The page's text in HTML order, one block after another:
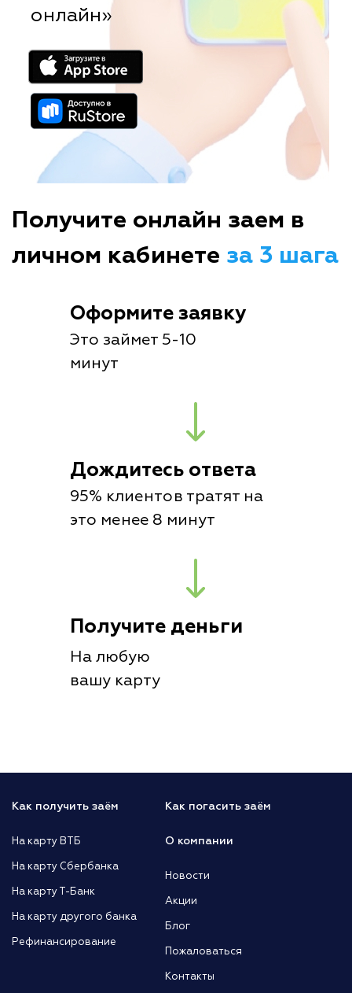
онлайн»
Получите онлайн заем в
личном кабинете за 3 шага
Оформите заявку
Это займет 5-10
минут
Дождитесь ответа
95% клиентов тратят на
это менее 8 минут
Получите деньги
На любую
вашу карту
Как получить заём
На карту ВТБ
На карту Сбербанка
На карту Т-Банк
На карту другого банка
Рефинансирование
Как погасить заём
О компании
Новости
Акции
Блог
Пожаловаться
Контакты